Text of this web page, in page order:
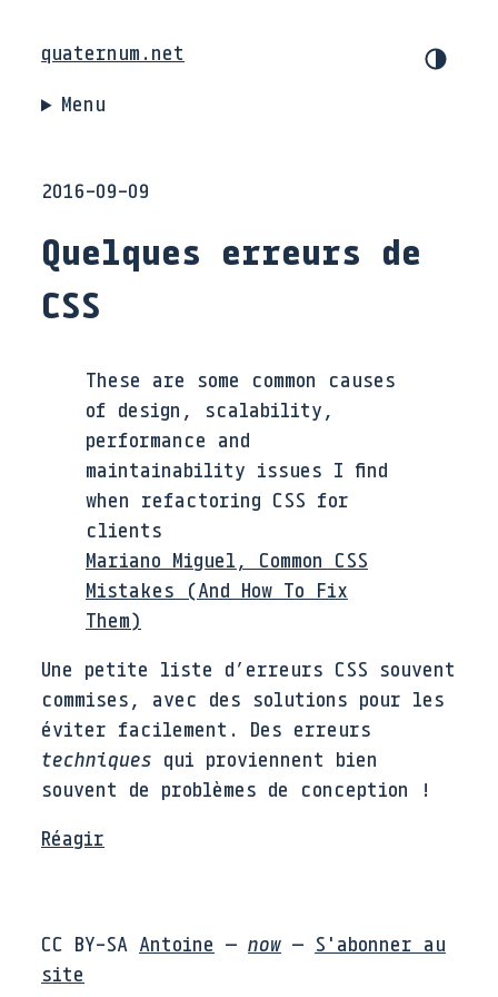
quaternum.net
Menu
2016-09-09
Quelques erreurs de
CSS
These are some common causes
of design, scalability,
performance and
maintainability issues I find
when refactoring CSS for
clients
Mariano Miguel, Common CSS
Mistakes (And How To Fix
Them)
Une petite liste d’erreurs CSS souvent
commises, avec des solutions pour les
éviter facilement. Des erreurs
techniques qui proviennent bien
souvent de problèmes de conception !
Réagir
CC BY-SA Antoine — now — S'abonner au
site